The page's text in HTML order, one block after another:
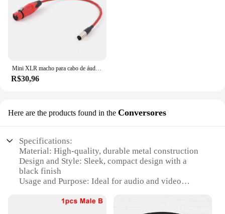
R$30,96
Here are the products found in the Conversores
Specifications:
Material: High-quality, durable metal construction
Design and Style: Sleek, compact design with a
black finish
Usage and Purpose: Ideal for audio and video
Performance and Property: Offers reliable, clear